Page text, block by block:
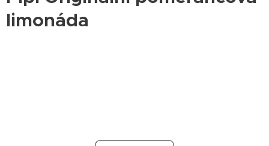
limonáda